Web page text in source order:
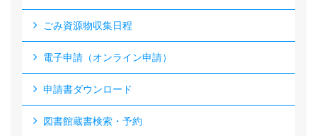
ごみ資源物収集日程
電子申請（オンライン申請）
申請書ダウンロード
図書館蔵書検索・予約